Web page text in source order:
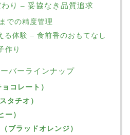
り – 妥協なき品質追求
での精度管理
る体験 – 食前香のおもてなし
作り
バーラインナップ
コレート）
タチオ）
ー）
ブラッドオレンジ）